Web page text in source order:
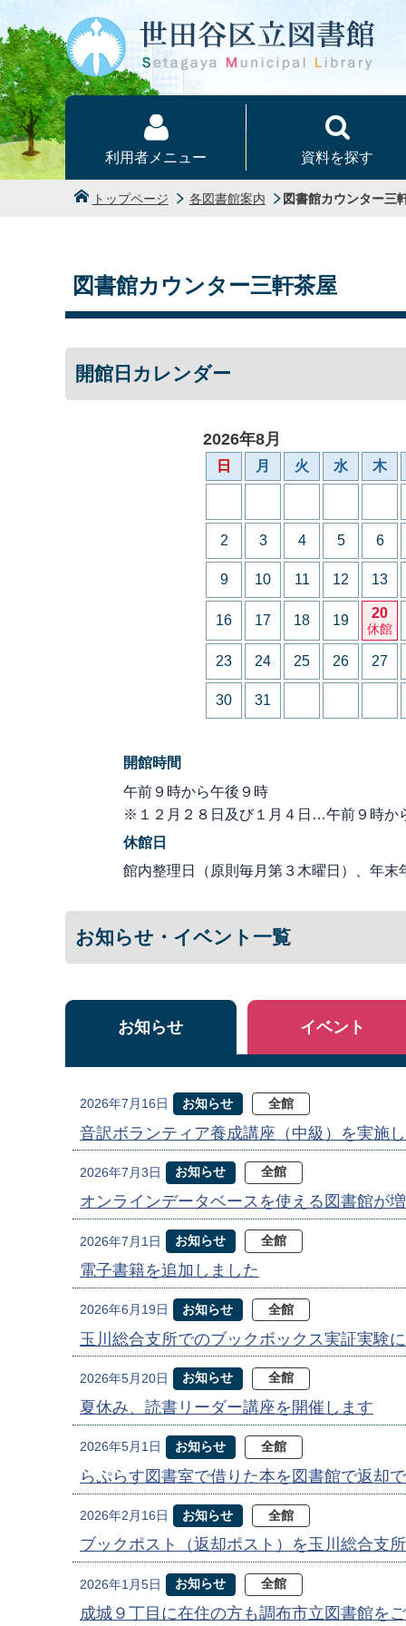
本文へ
利用者メニュー 資料を探す
トップページ 各図書館案内 図書館カウンター三
図書館カウンター三軒茶屋
開館日カレンダー
2026年8月
日 月 火 水 木
2 3 4 5 6
9 10 11 12 13
16 17 18 19 20
休館
23 24 25 26 27
30 31
開館時間
午前９時から午後９時
※１２月２８日及び１月４日…午前９時か
休館日
館内整理日（原則毎月第３木曜日）、年末
お知らせ・イベント一覧
お知らせ
2026年7月16日 お知らせ 全館
音訳ボランティア養成講座（中級）を実施
2026年7月3日 お知らせ 全館
オンラインデータベースを使える図書館が
2026年7月1日 お知らせ 全館
電子書籍を追加しました
2026年6月19日 お知らせ 全館
玉川総合支所でのブックボックス実証実験
2026年5月20日 お知らせ 全館
夏休み、読書リーダー講座を開催します
2026年5月1日 お知らせ 全館
らぷらす図書室で借りた本を図書館で返却
2026年2月16日 お知らせ 全館
ブックポスト（返却ポスト）を玉川総合支
2026年1月5日 お知らせ 全館
成城９丁目に在住の方も調布市立図書館を
イベント